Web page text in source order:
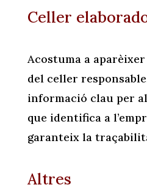
Celler
Acostuma a
del celler
informació clau per
que identifica a
garanteix la
Altres